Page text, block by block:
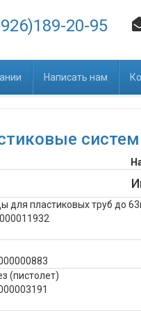
20-95
Написать нам
для пластиковых труб до
(пистолет)